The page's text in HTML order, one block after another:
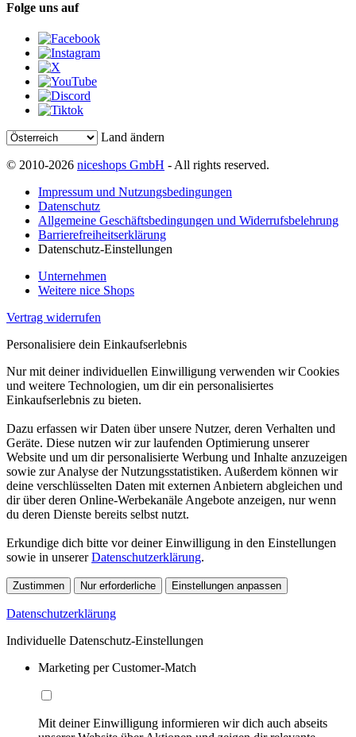
Folge uns auf
Land ändern
© 2010-2026 niceshops GmbH - All rights reserved.
Impressum und Nutzungsbedingungen
Datenschutz
Allgemeine Geschäftsbedingungen und Widerrufsbelehrung
Barrierefreiheitserklärung
Datenschutz-Einstellungen
Unternehmen
Weitere nice Shops
Vertrag widerrufen
Personalisiere dein Einkaufserlebnis
Nur mit deiner individuellen Einwilligung verwenden wir Cookies
und weitere Technologien, um dir ein personalisiertes
Einkaufserlebnis zu bieten.
Dazu erfassen wir Daten über unsere Nutzer, deren Verhalten und
Geräte. Diese nutzen wir zur laufenden Optimierung unserer
Website und um dir personalisierte Werbung und Inhalte anzuzeigen
sowie zur Analyse der Nutzungsstatistiken. Außerdem können wir
deine verschlüsselten Daten mit externen Anbietern abgleichen und
dir über deren Online-Werbekanäle Angebote anzeigen, nur wenn
du deren Dienste bereits selbst nutzt.
Erkundige dich bitte vor deiner Einwilligung in den Einstellungen
sowie in unsererDatenschutzerklärung.
Zustimmen Nur erforderliche Einstellungen anpassen
Datenschutzerklärung
Individuelle Datenschutz-Einstellungen
Marketing per Customer-Match
Mit deiner Einwilligung informieren wir dich auch abseits